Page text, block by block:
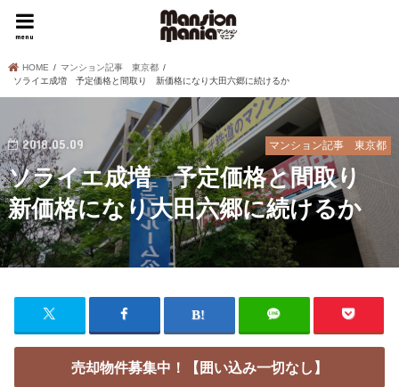
menu
HOME
マンション記事 東京都
ソライエ成増 予定価格と間取り 新価格になり大田六郷に続けるか
マンション記事 東京都
2018.05.09
ソライエ成増 予定価格と間取り
新価格になり大田六郷に続けるか
売却物件募集中！【囲い込み一切なし】